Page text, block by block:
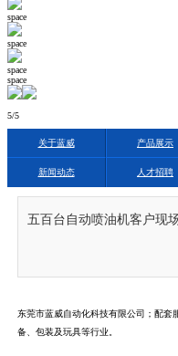
space
space
space
space
5/5
关于蓝威 产品展示
新闻动态 人才招聘
五百台自动喷油机客户现
东莞市蓝威自动化科技有限公司；配套
备、包装及玩具等行业。